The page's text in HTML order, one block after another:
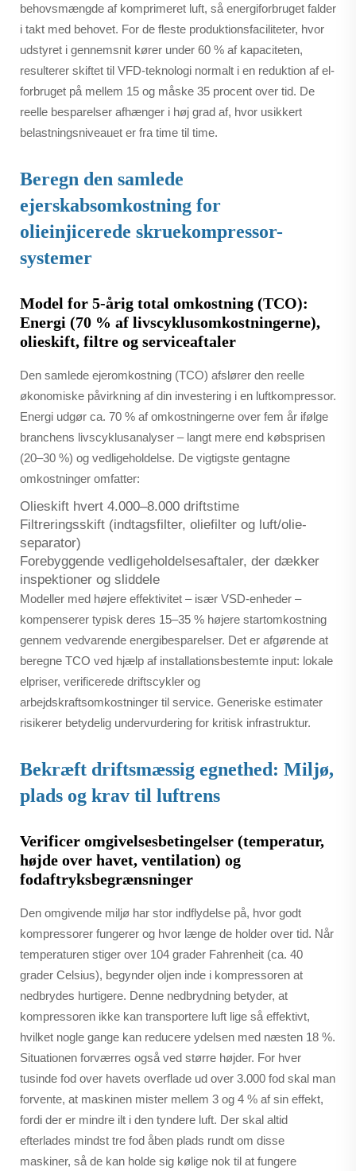
behovsmængde af komprimeret luft, så energiforbruget falder
i takt med behovet. For de fleste produktionsfaciliteter, hvor
udstyret i gennemsnit kører under 60 % af kapaciteten,
resulterer skiftet til VFD-teknologi normalt i en reduktion af el-
forbruget på mellem 15 og måske 35 procent over tid. De
reelle besparelser afhænger i høj grad af, hvor usikkert
belastningsniveauet er fra time til time.
Beregn den samlede
ejerskabsomkostning for
olieinjicerede skruekompressor-
systemer
Model for 5-årig total omkostning (TCO):
Energi (70 % af livscyklusomkostningerne),
olieskift, filtre og serviceaftaler
Den samlede ejeromkostning (TCO) afslører den reelle
økonomiske påvirkning af din investering i en luftkompressor.
Energi udgør ca. 70 % af omkostningerne over fem år ifølge
branchens livscyklusanalyser – langt mere end købsprisen
(20–30 %) og vedligeholdelse. De vigtigste gentagne
omkostninger omfatter:
Olieskift hvert 4.000–8.000 driftstime
Filtreringsskift (indtagsfilter, oliefilter og luft/olie-
separator)
Forebyggende vedligeholdelsesaftaler, der dækker
inspektioner og sliddele
Modeller med højere effektivitet – især VSD-enheder –
kompenserer typisk deres 15–35 % højere startomkostning
gennem vedvarende energibesparelser. Det er afgørende at
beregne TCO ved hjælp af installationsbestemte input: lokale
elpriser, verificerede driftscykler og
arbejdskraftsomkostninger til service. Generiske estimater
risikerer betydelig undervurdering for kritisk infrastruktur.
Bekræft driftsmæssig egnethed: Miljø,
plads og krav til luftrens
Verificer omgivelsesbetingelser (temperatur,
højde over havet, ventilation) og
fodaftryksbegrænsninger
Den omgivende miljø har stor indflydelse på, hvor godt
kompressorer fungerer og hvor længe de holder over tid. Når
temperaturen stiger over 104 grader Fahrenheit (ca. 40
grader Celsius), begynder oljen inde i kompressoren at
nedbrydes hurtigere. Denne nedbrydning betyder, at
kompressoren ikke kan transportere luft lige så effektivt,
hvilket nogle gange kan reducere ydelsen med næsten 18 %.
Situationen forværres også ved større højder. For hver
tusinde fod over havets overflade ud over 3.000 fod skal man
forvente, at maskinen mister mellem 3 og 4 % af sin effekt,
fordi der er mindre ilt i den tyndere luft. Der skal altid
efterlades mindst tre fod åben plads rundt om disse
maskiner, så de kan holde sig kølige nok til at fungere